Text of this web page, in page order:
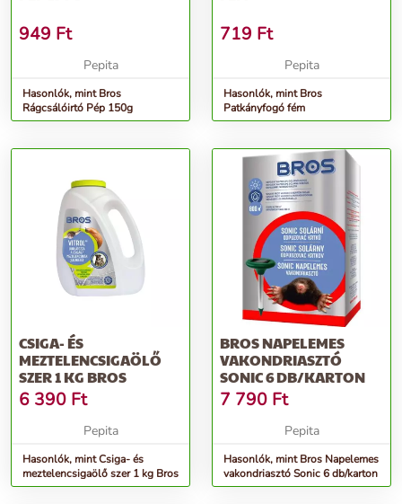
949 Ft
Pepita
Hasonlók, mint Bros
Rágcsálóirtó Pép 150g
719 Ft
Pepita
Hasonlók, mint Bros
Patkányfogó fém
CSIGA- ÉS
MEZTELENCSIGAÖLŐ
SZER 1 KG BROS
6 390 Ft
Pepita
Hasonlók, mint Csiga- és
meztelencsigaölő szer 1 kg Bros
BROS NAPELEMES
VAKONDRIASZTÓ
SONIC 6 DB/KARTON
7 790 Ft
Pepita
Hasonlók, mint Bros Napelemes
vakondriasztó Sonic 6 db/karton